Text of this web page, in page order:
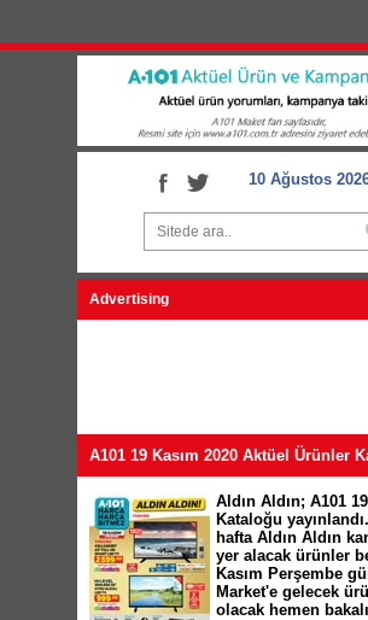
10 Ağustos
Advertising
A101 19 Kasım 2020 Aktüel Ürünler
Aldın Aldın; A101
Kataloğu
hafta Aldın Aldın
yer alacak ürünler
Kasım Perşembe
Market'e gelecek
olacak hemen